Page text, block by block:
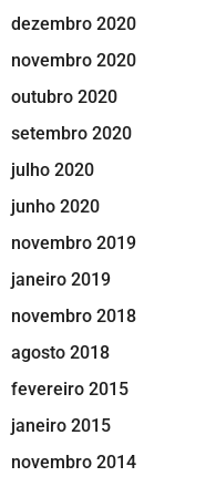
dezembro 2020
novembro 2020
outubro 2020
setembro 2020
julho 2020
junho 2020
novembro 2019
janeiro 2019
novembro 2018
agosto 2018
fevereiro 2015
janeiro 2015
novembro 2014